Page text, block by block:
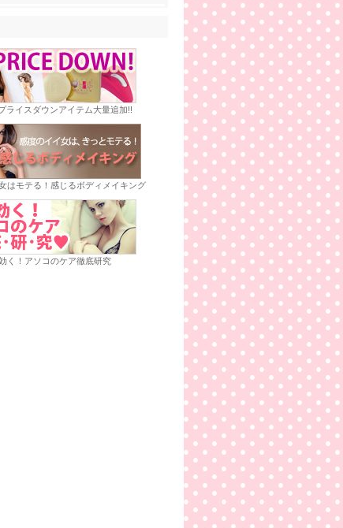
ライスダウンアイテム大量追加!!
はモテる！感じるボディメイキング
く！アソコのケア徹底研究